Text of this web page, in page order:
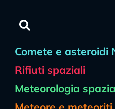
Comete e asteroidi
Rifiuti spaziali
Meteorologia